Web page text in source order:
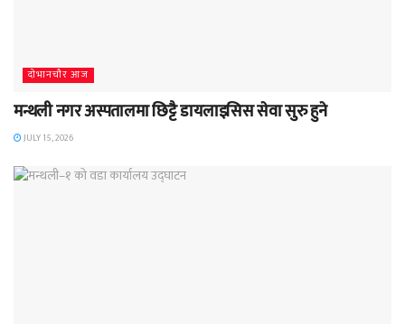
दाेभानचाैर आज
मन्थली नगर अस्पतालमा छिट्टै डायलाइसिस सेवा सुरु हुने
JULY 15, 2026